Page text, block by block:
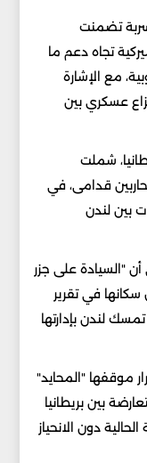
تضمنت
تجاه دعم ما
مع الإشارة
عسكري بين
شملت
قدامى، في
بين لندن
أن "السيادة على جزر
في تقرير
لندن بإدارتها
موقفها "المحايد"
بين بريطانيا
الحالية دون الانحياز